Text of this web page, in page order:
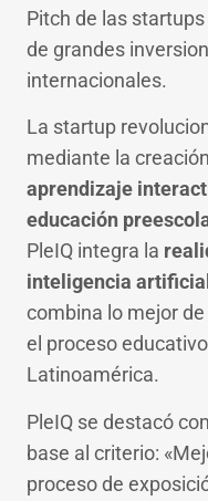
Pitch de las
de grandes
internacionales.
La startup
mediante la
aprendizaje
educación
PleIQ integra la
inteligencia
combina lo mejor
el proceso
Latinoamérica.
PleIQ se destacó
base al criterio:
proceso de